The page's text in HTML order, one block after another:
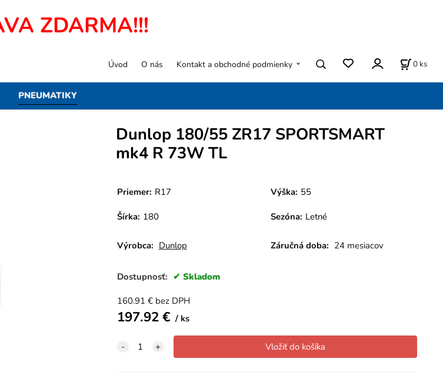
ZDARMA!!!
PNEUMATIKY
Úvod O nás Kontakt a obchodné podmienky 0 ks
Dunlop 180/55 ZR17 SPORTSMART
mk4 R 73W TL
Priemer: R17 Výška: 55
Šírka: 180 Sezóna: Letné
Výrobca: Dunlop Záručná doba: 24 mesiacov
Dostupnosť: Skladom
160.91 € bez DPH
197.92€ ks